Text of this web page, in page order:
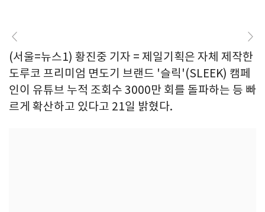
(서울=뉴스1) 황진중 기자 = 제일기획은 자체 제작한
도루코 프리미엄 면도기 브랜드 '슬릭'(SLEEK) 캠페
인이 유튜브 누적 조회수 3000만 회를 돌파하는 등 빠
르게 확산하고 있다고 21일 밝혔다.